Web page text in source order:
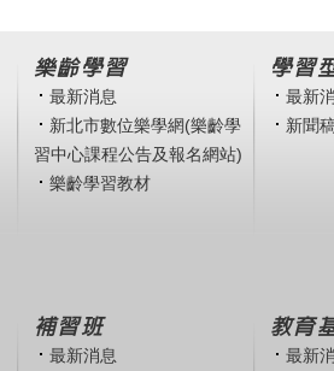
樂齡學習
最新消息
新北市數位樂學網(樂齡學
習中心課程公告及報名網站)
樂齡學習教材
學習
最新
新聞
補習班
最新消息
教育
最新